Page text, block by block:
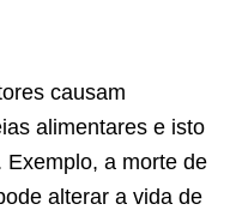
causam
alimentares e isto
a morte de
alterar a vida de